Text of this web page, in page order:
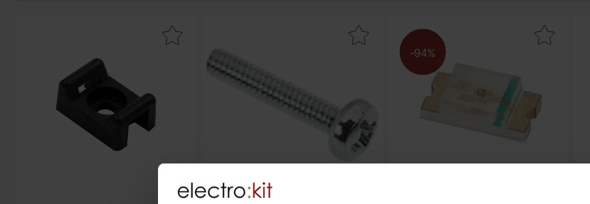
Makera hållare buntband max 3.6mm skruvfäste svart som favoritMakera skruv PH M2x10 som favorit
-94%
Makera lED SMD1206 gul-grön